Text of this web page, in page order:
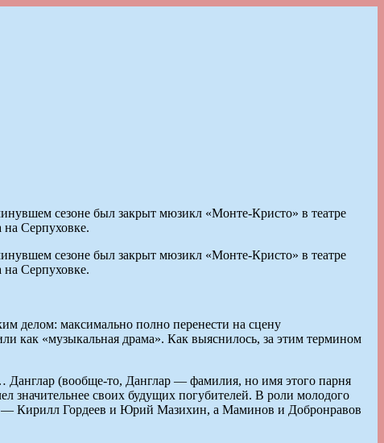
сезоне был закрыт мюзикл «Монте-Кристо» в театре
Серпуховке.
сезоне был закрыт мюзикл «Монте-Кристо» в театре
Серпуховке.
делом: максимально полно перенести на сцену
как «музыкальная драма». Как выяснилось, за этим термином
Данглар (вообще-то, Данглар — фамилия, но имя этого парня
значительнее своих будущих погубителей. В роли молодого
— Кирилл Гордеев и Юрий Мазихин, а Маминов и Добронравов